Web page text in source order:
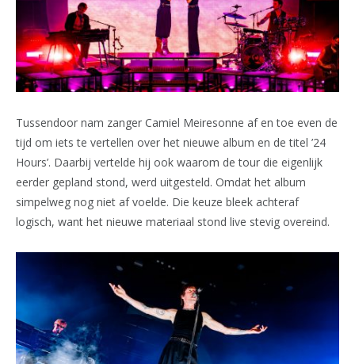
Tussendoor nam zanger Camiel Meiresonne af en toe even de
tijd om iets te vertellen over het nieuwe album en de titel ’24
Hours’. Daarbij vertelde hij ook waarom de tour die eigenlijk
eerder gepland stond, werd uitgesteld. Omdat het album
simpelweg nog niet af voelde. Die keuze bleek achteraf
logisch, want het nieuwe materiaal stond live stevig overeind.